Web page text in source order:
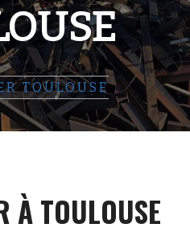
TOULOUSE
À TOULOUSE